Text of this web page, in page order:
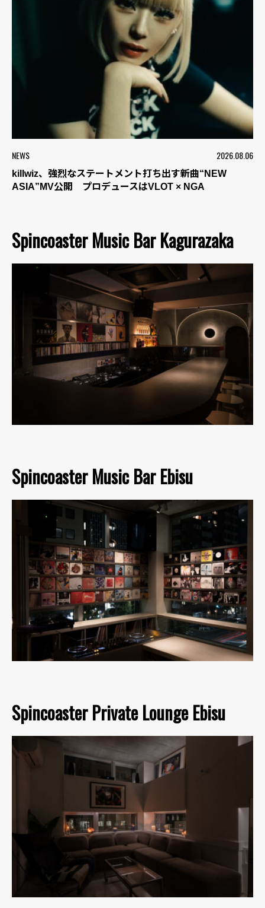
NEWS 2026.08.06
killwiz、強烈なステートメント打ち出す新曲“NEW
ASIA”MV公開 プロデュースはVLOT × NGA
Spincoaster Music Bar Kagurazaka
Spincoaster Music Bar Ebisu
Spincoaster Private Lounge Ebisu